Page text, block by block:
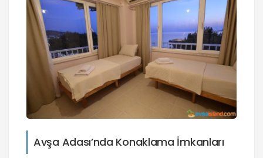
Avşa Adası’nda Konaklama İmkanları